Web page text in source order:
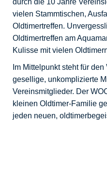
durch die 10 Jahre
vielen Stammtischen,
Oldtimertreffen.
Oldtimertreffen am
Kulisse mit vielen
Im Mittelpunkt steht für
gesellige, unkomplizierte
Vereinsmitglieder. Der
kleinen Oldtimer-Familie
jeden neuen,